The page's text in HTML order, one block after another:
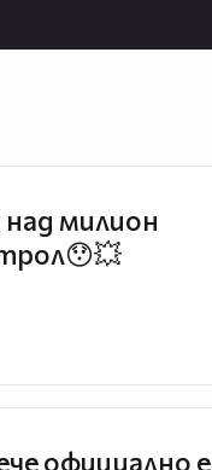
милион
официално е